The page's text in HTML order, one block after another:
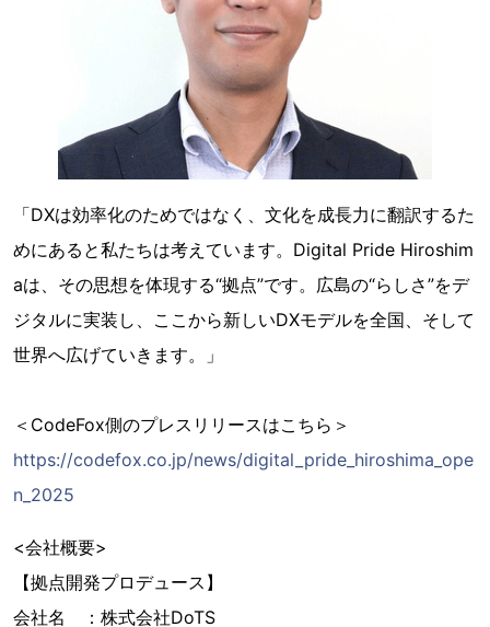
「DXは効率化のためではなく、文化を成長力に翻訳するた
めにあると私たちは考えています。Digital Pride Hiroshim
aは、その思想を体現する“拠点”です。広島の“らしさ”をデ
ジタルに実装し、ここから新しいDXモデルを全国、そして
世界へ広げていきます。」
＜CodeFox側のプレスリリースはこちら＞
https://codefox.co.jp/news/digital_pride_hiroshima_ope
n_2025
<会社概要>
【拠点開発プロデュース】
会社名 ：株式会社DoTS